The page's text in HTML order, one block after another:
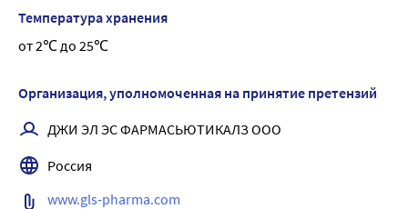
Температура хранения
от 2℃ до 25℃
Организация, уполномоченная на принятие претензий
ДЖИ ЭЛ ЭС ФАРМАСЬЮТИКАЛЗ ООО
Россия
www.gls-pharma.com